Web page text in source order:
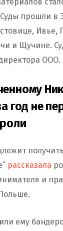
прошли в
Ивье,
и Щучине.
ООО.
год не
рассказала
и
ему